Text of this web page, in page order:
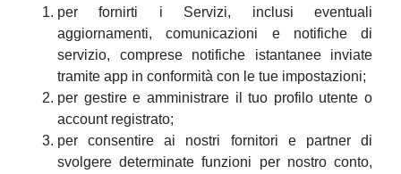
per fornirti i Servizi, inclusi eventuali
aggiornamenti, comunicazioni e notifiche di
servizio, comprese notifiche istantanee inviate
tramite app in conformità con le tue impostazioni;
per gestire e amministrare il tuo profilo utente o
account registrato;
per consentire ai nostri fornitori e partner di
svolgere determinate funzioni per nostro conto,